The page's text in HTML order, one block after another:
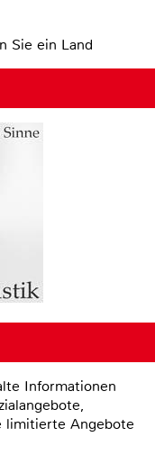
Sie ein Land
Informationen
limitierte Angebote